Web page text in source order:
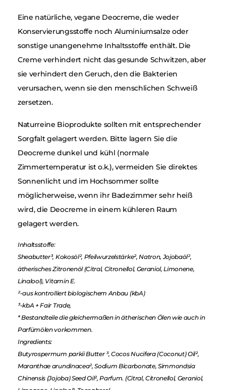
Eine natürliche, vegane Deocreme, die weder
Konservierungsstoffe noch Aluminiumsalze oder
sonstige unangenehme Inhaltsstoffe enthält. Die
Creme verhindert nicht das gesunde Schwitzen, aber
sie verhindert den Geruch, den die Bakterien
verursachen, wenn sie den menschlichen Schweiß
zersetzen.
Naturreine Bioprodukte sollten mit entsprechender
Sorgfalt gelagert werden. Bitte lagern Sie die
Deocreme dunkel und kühl (normale
Zimmertemperatur ist o.k.), vermeiden Sie direktes
Sonnenlicht und im Hochsommer sollte
möglicherweise, wenn ihr Badezimmer sehr heiß
wird, die Deocreme in einem kühleren Raum
gelagert werden.
Inhaltsstoffe:
Sheabutter³, Kokosöl², Pfeilwurzelstärke², Natron, Jojobaöl²,
ätherisches Zitronenöl (Citral, Citronellol, Geraniol, Limonene,
Linalool), Vitamin E.
²-aus kontrolliert biologischem Anbau (kbA)
³-kbA + Fair Trade,
* Bestandteile die gleichermaßen in ätherischen Ölen wie auch in
Parfümölen vorkommen.
Ingredients:
Butyrospermum parkii Butter ³, Cocos Nucifera (Coconut) Oil²,
Maranthae arundinacea², Sodium Bicarbonate, Simmondsia
Chinensis (Jojoba) Seed Oil², Parfum. (Citral, Citronellol, Geraniol,